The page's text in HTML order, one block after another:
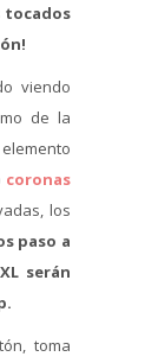
tocados
viendo
de la
coronas
los
paso a
serán
toma